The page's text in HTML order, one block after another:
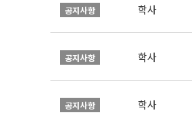
공지사항 학사
공지사항 학사
공지사항 학사